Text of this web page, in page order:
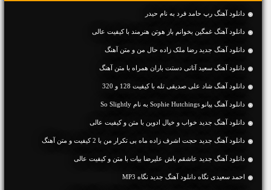
دانلود آهنگ رپ حامد فرد به نام حیدر
دانلود آهنگ غمگین بخوانم باز هوتن هنرمند با کیفیت عالی
دانلود آهنگ جديد رضا ملک زاده حال من و متن آهنگ
دانلود آهنگ سعید آتانی دستت باران همراه با متن آهنگ
دانلود آهنگ شاد علی صدیقی تله با کیفیت 128 و 320
دانلود آهنگ پیانو Sophie Hutchings به نام So Slightly
دانلود آهنگ جديد خواب و خیال ادوین با متن و کیفیت عالی
دانلود آهنگ جديد حجت اشرف زاده ماه بی تکرار من با 2 کیفیت و متن آهنگ
دانلود آهنگ جديد عاشقم باش علیرضا بیات با متن و کیفیت عالی
احمد سعیدی نگاه دانلود آهنگ جدید نگاه MP3